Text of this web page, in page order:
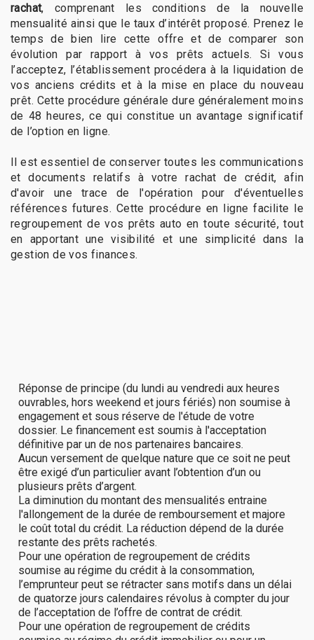
rachat, comprenant les conditions de la nouvelle
mensualité ainsi que le taux d’intérêt proposé. Prenez le
temps de bien lire cette offre et de comparer son
évolution par rapport à vos prêts actuels. Si vous
l’acceptez, l’établissement procédera à la liquidation de
vos anciens crédits et à la mise en place du nouveau
prêt. Cette procédure générale dure généralement moins
de 48 heures, ce qui constitue un avantage significatif
de l’option en ligne.
Il est essentiel de conserver toutes les communications
et documents relatifs à votre rachat de crédit, afin
d'avoir une trace de l'opération pour d'éventuelles
références futures. Cette procédure en ligne facilite le
regroupement de vos prêts auto en toute sécurité, tout
en apportant une visibilité et une simplicité dans la
gestion de vos finances.